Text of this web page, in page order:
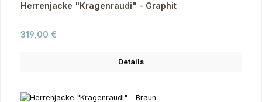
Herrenjacke "Kragenraudi" - Graphit
Regulärer Preis:
319,00 €
Details